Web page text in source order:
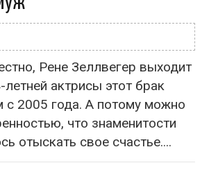
Рене Зеллвегер выходит
актрисы этот брак
с 2005 года. А потому можно
что знаменитости
отыскать свое счастье....